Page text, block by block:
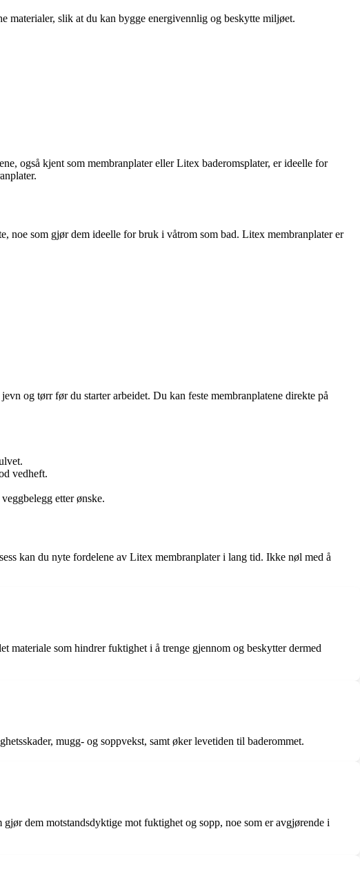
slik at du kan bygge energivennlig og beskytte miljøet.
også kjent som membranplater eller Litex baderomsplater, er ideelle for
noe som gjør dem ideelle for bruk i våtrom som bad. Litex membranplater er
og tørr før du starter arbeidet. Du kan feste membranplatene direkte på
vedheft.
etter ønske.
kan du nyte fordelene av Litex membranplater i lang tid. Ikke nøl med å
materiale som hindrer fuktighet i å trenge gjennom og beskytter dermed
mugg- og soppvekst, samt øker levetiden til baderommet.
dem motstandsdyktige mot fuktighet og sopp, noe som er avgjørende i